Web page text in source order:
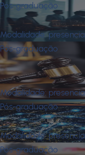
Pós-graduação
Mba
Modalidade: presencial
Pós-graduação
Mba
Empresarial
Modalidade:
Pós-graduação
Mit em
Modalidade:
Pós-graduação